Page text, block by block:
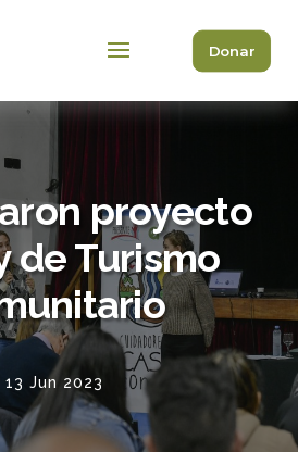
Donar
proyecto
de Turismo
13 Jun 2023